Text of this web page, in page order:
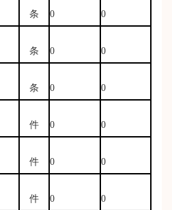
条 0 0
条 0 0
条 0 0
件 0 0
件 0 0
件 0 0